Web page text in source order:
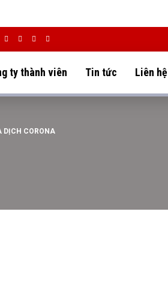
ty thành viên Tin tức Liên hệ
DỊCH CORONA